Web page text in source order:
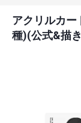
アクリルカ
種)(公式&描